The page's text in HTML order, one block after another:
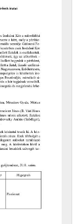
Szakszervezete Váci Városházi Szakszervezeti Bizottságának) iratai, 1950–1951, 1962
1876–1956
INTÉZMÉNYEK, 1764 –1950
1821–2007
1800–2016
1074–2016
FORRADALMI SZERVEI, 1919
LÉTREJÖTT BIZOTTSÁGOK, 1945–1990
1945–1990
SZERVEI, 1952–1991
SZERVEK, 1946–2010
1949–2015
ÖNKORMÁNYZATOK, 1989–2014